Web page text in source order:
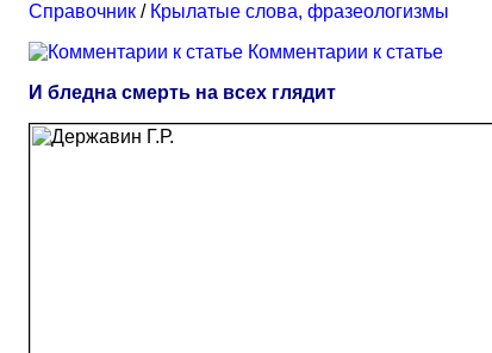
Справочник / Крылатые слова, фразеологизмы
Комментарии к статье
И бледна смерть на всех глядит